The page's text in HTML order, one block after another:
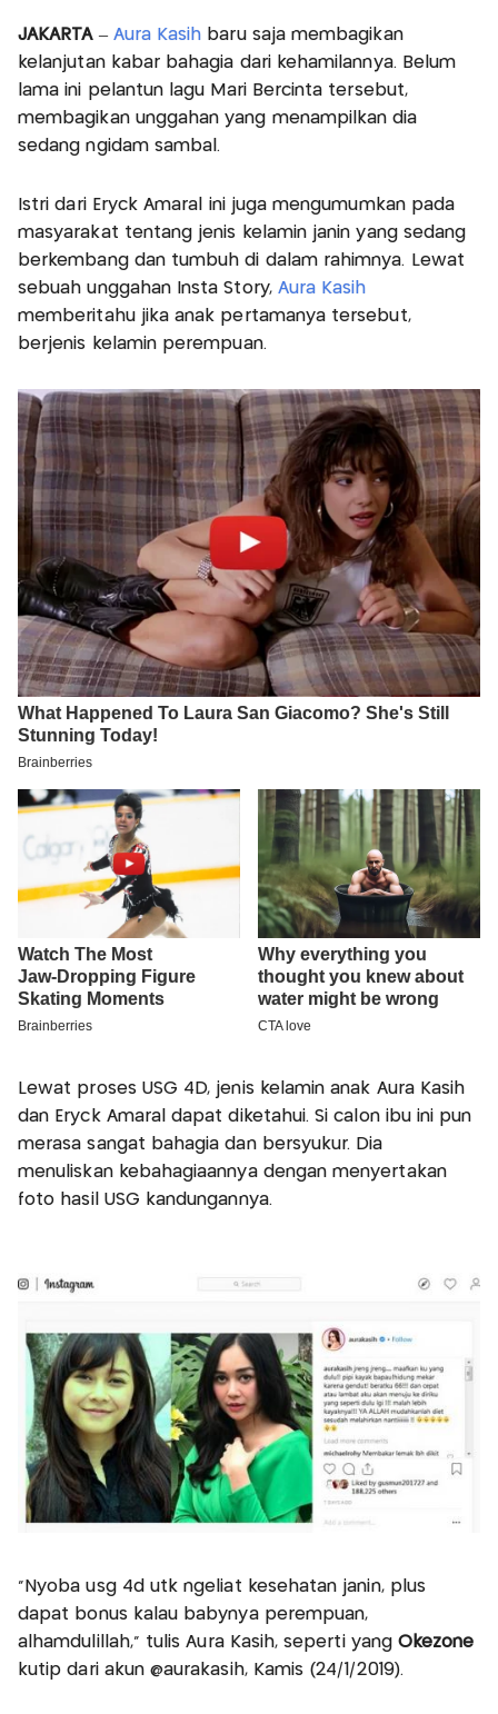
JAKARTA– Aura Kasih baru saja membagikan
kelanjutan kabar bahagia dari kehamilannya. Belum
lama ini pelantun lagu Mari Bercinta tersebut,
membagikan unggahan yang menampilkan dia
sedang ngidam sambal.
Istri dari Eryck Amaral ini juga mengumumkan pada
masyarakat tentang jenis kelamin janin yang sedang
berkembang dan tumbuh di dalam rahimnya. Lewat
sebuah unggahan Insta Story, Aura Kasih
memberitahu jika anak pertamanya tersebut,
berjenis kelamin perempuan.
Lewat proses USG 4D, jenis kelamin anak Aura Kasih
dan Eryck Amaral dapat diketahui. Si calon ibu ini pun
merasa sangat bahagia dan bersyukur. Dia
menuliskan kebahagiaannya dengan menyertakan
foto hasil USG kandungannya.
“Nyoba usg 4d utk ngeliat kesehatan janin, plus
dapat bonus kalau babynya perempuan,
alhamdulillah,” tulis Aura Kasih, seperti yangOkezone
kutip dari akun @aurakasih, Kamis (24/1/2019).